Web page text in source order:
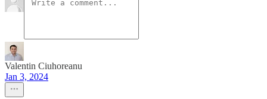
Valentin Ciuhoreanu
Jan 3, 2024